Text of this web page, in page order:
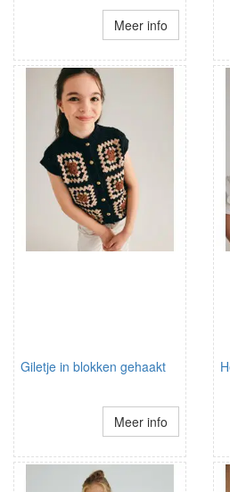
Meer info
Giletje in blokken gehaakt
Meer info